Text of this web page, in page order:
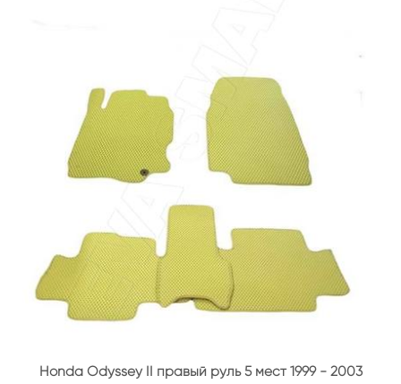
Honda Odyssey II правый руль 5 мест 1999 - 2003